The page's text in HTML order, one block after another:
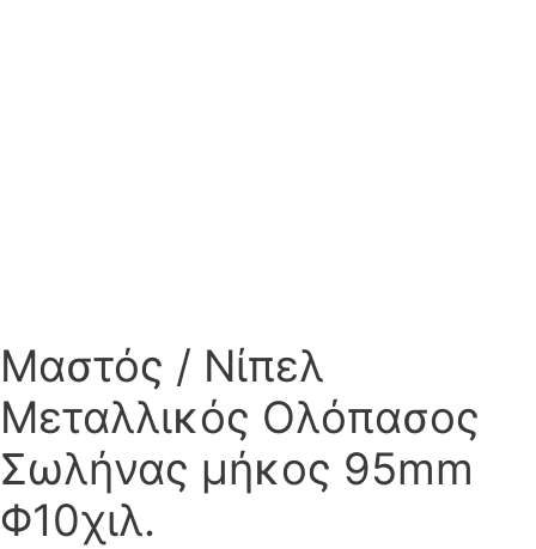
Μαστός / Νίπελ
Μεταλλικός Ολόπασος
Σωλήνας μήκος 95mm
Φ10χιλ.